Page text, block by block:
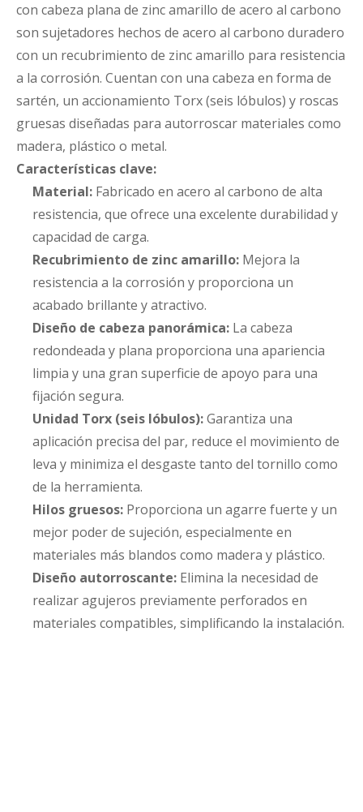
con cabeza plana de zinc amarillo de acero al carbono
son sujetadores hechos de acero al carbono duradero
con un recubrimiento de zinc amarillo para resistencia
a la corrosión. Cuentan con una cabeza en forma de
sartén, un accionamiento Torx (seis lóbulos) y roscas
gruesas diseñadas para autorroscar materiales como
madera, plástico o metal.
Características clave:
Material: Fabricado en acero al carbono de alta
resistencia, que ofrece una excelente durabilidad y
capacidad de carga.
Recubrimiento de zinc amarillo: Mejora la
resistencia a la corrosión y proporciona un
acabado brillante y atractivo.
Diseño de cabeza panorámica: La cabeza
redondeada y plana proporciona una apariencia
limpia y una gran superficie de apoyo para una
fijación segura.
Unidad Torx (seis lóbulos):Garantiza una
aplicación precisa del par, reduce el movimiento de
leva y minimiza el desgaste tanto del tornillo como
de la herramienta.
Hilos gruesos: Proporciona un agarre fuerte y un
mejor poder de sujeción, especialmente en
materiales más blandos como madera y plástico.
Diseño autorroscante: Elimina la necesidad de
realizar agujeros previamente perforados en
materiales compatibles, simplificando la instalación.